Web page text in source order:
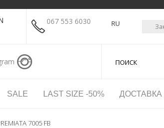
067 553 6030 RU
SALE LAST SIZE -50%
7005 FB